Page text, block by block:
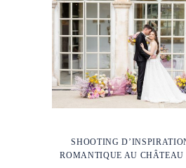
SHOOTING
ROMANTIQUE AU